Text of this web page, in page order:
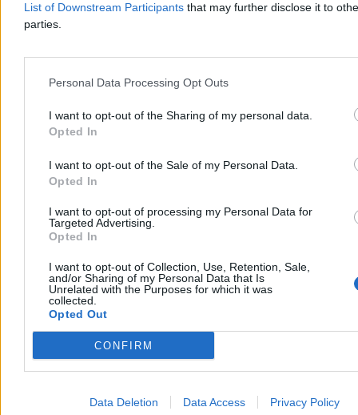
List of Downstream Participants that may further disclose it to
parties.
Personal Data Processing Opt Outs
I want to opt-out of the Sharing of my personal data.
Opted In
I want to opt-out of the Sale of my Personal Data.
Opted In
I want to opt-out of processing my Personal Data for
Targeted Advertising.
Opted In
I want to opt-out of Collection, Use, Retention, Sale,
and/or Sharing of my Personal Data that Is
Unrelated with the Purposes for which it was
collected.
Opted Out
CONFIRM
Data Deletion Data Access Privacy Policy
We Lwowie odbyło się posiedzenie polsko-ukraińskiej Grupy
Roboczej ds. Godnych Pochówków. Przewodniczący Rady ds.
Ukrainy Iwan Werbycki podsumowali dotychczasowe prace
Tomasz Pałasz
Reklama